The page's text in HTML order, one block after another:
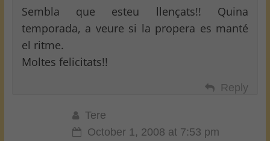
Sembla que esteu llençats!! Quina
temporada, a veure si la propera es manté
el ritme.
Moltes felicitats!!
Reply
Tere
October 1, 2008 at 7:53 pm